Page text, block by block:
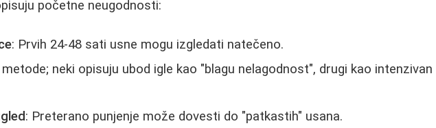
početne neugodnosti:
: Prvih 24-48 sati usne mogu izgledati natečeno.
neki opisuju ubod igle kao "blagu nelagodnost", drugi kao intenzivan
: Preterano punjenje može dovesti do "patkastih" usana.